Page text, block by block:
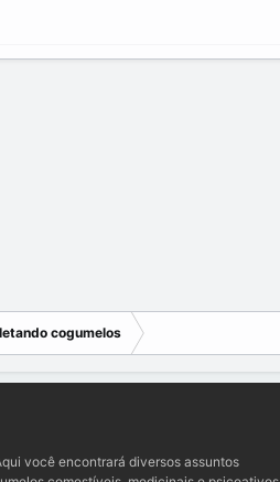
cogumelos
você encontrará diversos assuntos